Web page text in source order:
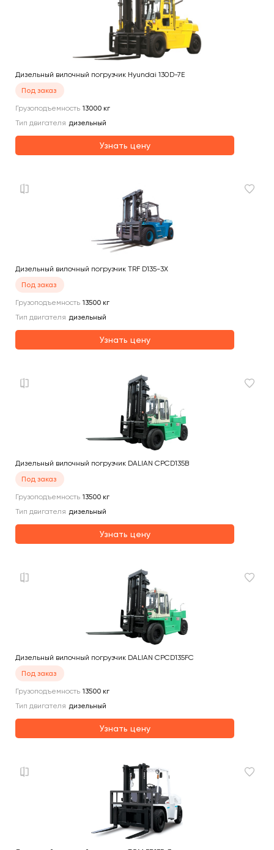
Дизельный вилочный погрузчик Hyundai 130D-7E
Под заказ
Грузоподъемность 13000 кг
Тип двигателя дизельный
Узнать цену
Дизельный вилочный погрузчик TRF D135-3X
Под заказ
Грузоподъемность 13500 кг
Тип двигателя дизельный
Узнать цену
Дизельный вилочный погрузчик DALIAN CPCD135B
Под заказ
Грузоподъемность 13500 кг
Тип двигателя дизельный
Узнать цену
Дизельный вилочный погрузчик DALIAN CPCD135FC
Под заказ
Грузоподъемность 13500 кг
Тип двигателя дизельный
Узнать цену